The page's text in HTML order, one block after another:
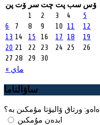
پن ۆت سر چت پت سب ۆس
« ماي
1 2 3 4
5
6
7 8 9 10 11
12
13 14 15 16 17 18
19
20 21 22 23 24 25
26
27 28 29 30
ساۋالناما
ەاەو: ورتاق ۆاليۋتا مۇمكىن بە؟
ابدەن مۇمكىن